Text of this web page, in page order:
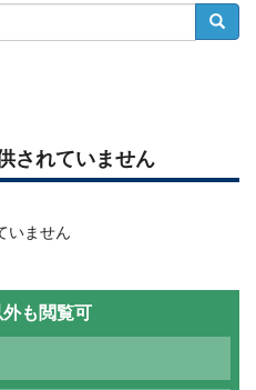
検索
されていません
いません
も閲覧可